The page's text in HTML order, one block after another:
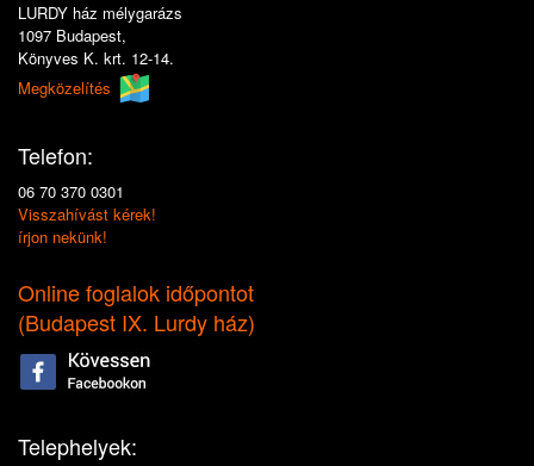
LURDY ház mélygarázs
1097 Budapest,
Könyves K. krt. 12-14.
Megközelítés
Telefon:
06 70 370 0301
Visszahívást kérek!
írjon nekünk!
Online foglalok időpontot
(Budapest IX. Lurdy ház)
Telephelyek: